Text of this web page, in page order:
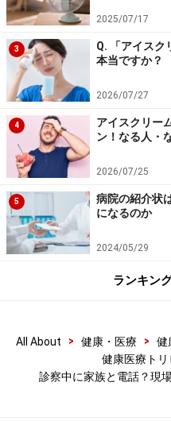
が、そのまま患者さんを
まったく行わず、それに
指導もありませんでした。
不思議に思い「傷の処置
ろ、「それは傷を治療す
皮膚科では診ないよ」と
り薬の治療をするだけの
あるくらいですから、こ
ただ、皮膚科医が皮膚科
まり特殊な皮膚病の飲み
く多くの患者さんを診る
リカの医療からすると、
は、その間に3人の患者
は限られた時間を有効に
できるというわけです。
2025/07/17
3
Q. 「アイスク
本当ですか？
2026/07/27
4
アイスクリー
ン！なる人・
2026/07/25
5
病院の紹介状
になるのか
2024/05/29
ランキン
All About > 健康・医療 > 健
健康医療ト
診察中に家族と電話？現